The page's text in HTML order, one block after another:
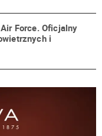
Force. Oficjalny
i